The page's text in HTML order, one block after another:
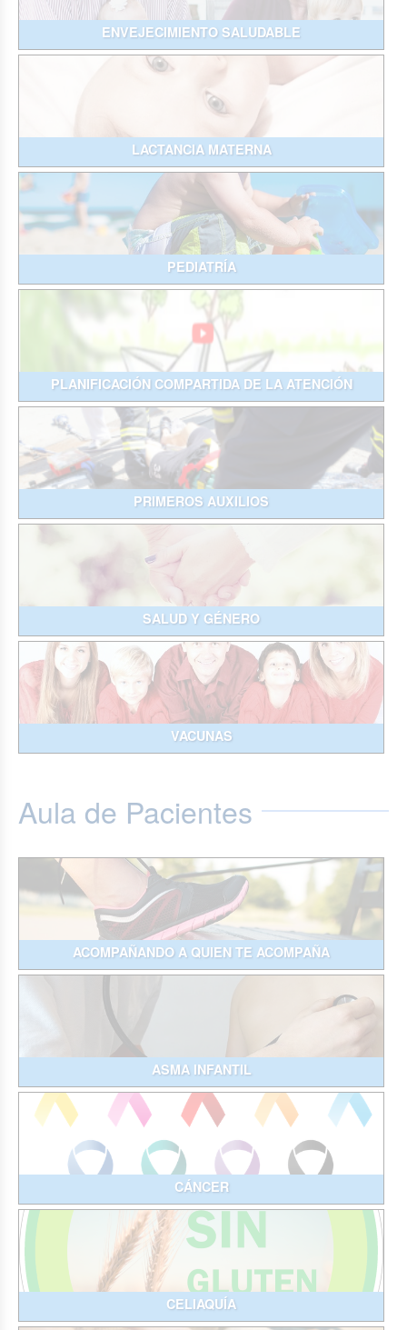
ENVEJECIMIENTO SALUDABLE
LACTANCIA MATERNA
PEDIATRÍA
PLANIFICACIÓN COMPARTIDA DE LA ATENCIÓN
PRIMEROS AUXILIOS
SALUD Y GÉNERO
VACUNAS
Aula de Pacientes
ACOMPAÑANDO A QUIEN TE ACOMPAÑA
ASMA INFANTIL
CÁNCER
CELIAQUÍA